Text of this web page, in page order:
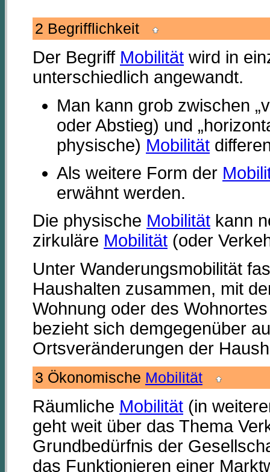
2 Begrifflichkeit
Der Begriff Mobilität wird in
unterschiedlich angewandt.
Man kann grob zwischen
oder Abstieg) und
physische) Mobilität
Als weitere Form der
erwähnt werden.
Die physische Mobilität kann
zirkuläre Mobilität (oder
Unter Wanderungsmobilität
Haushalten zusammen, mit
Wohnung oder des
bezieht sich demgegenüber
Ortsveränderungen der
3 Ökonomische Mobilität
Räumliche Mobilität (in
geht weit über das Thema
Grundbedürfnis der
das Funktionieren einer